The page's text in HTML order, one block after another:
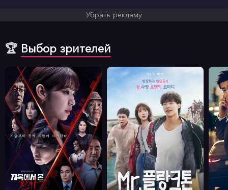
Убрать рекламу
🏆 Выбор зрителей